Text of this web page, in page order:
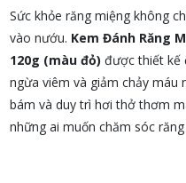
Sức khỏe răng miệng không
vào nướu. Kem Đánh Răng
120g (màu đỏ) được thiết kế
ngừa viêm và giảm chảy máu
bám và duy trì hơi thở thơm
những ai muốn chăm sóc